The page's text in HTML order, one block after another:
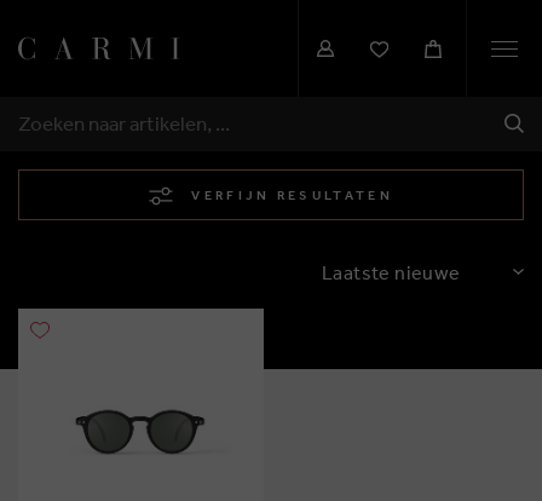
ZOEKEN
VERFIJN RESULTATEN
SORTEREN